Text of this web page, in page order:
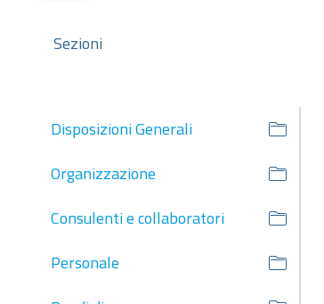
Sezioni
Disposizioni Generali
Organizzazione
Consulenti e collaboratori
Personale